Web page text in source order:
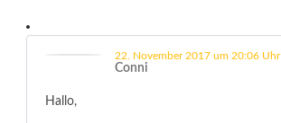
Conni
22. November 2017 um 20:06 Uhr
Hallo,